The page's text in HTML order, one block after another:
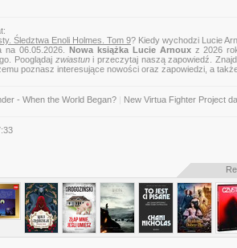
Śledztwa Enoli Holmes. Tom 9? Kiedy wychodzi Lucie
na 06.05.2026.Nowa książka Lucie Arnouxz 2026
Pooglądaj zwiastuni przeczytaj naszą zapowiedź.
poznasz interesujące nowości oraz zapowiedzi, a
- When the World Began? New Virtua Fighter Project